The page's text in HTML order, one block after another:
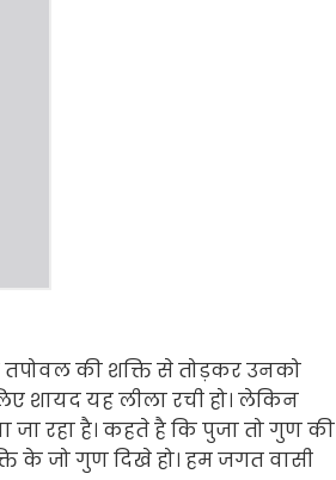
तपोवल की शक्ति से तोड़कर उनको
शायद यह लीला रची हो। लेकिन
रहा है। कहते है कि पुजा तो गुण की
के जो गुण दिखे हो। हम जगत वासी